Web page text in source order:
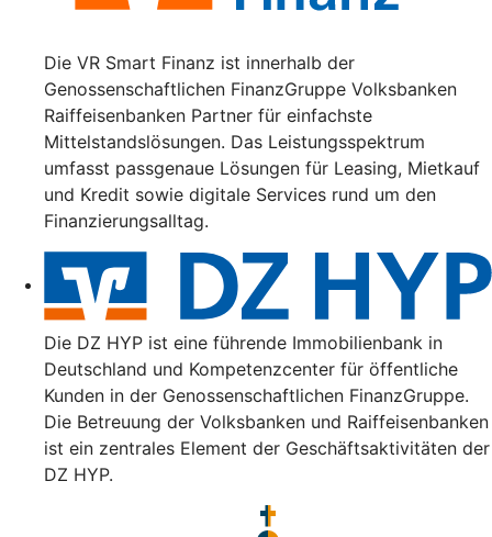
Die VR Smart Finanz ist innerhalb der
Genossenschaftlichen FinanzGruppe Volksbanken
Raiffeisenbanken Partner für einfachste
Mittelstandslösungen. Das Leistungsspektrum
umfasst passgenaue Lösungen für Leasing, Mietkauf
und Kredit sowie digitale Services rund um den
Finanzierungsalltag.
Die DZ HYP ist eine führende Immobilienbank in
Deutschland und Kompetenzcenter für öffentliche
Kunden in der Genossenschaftlichen FinanzGruppe.
Die Betreuung der Volksbanken und Raiffeisenbanken
ist ein zentrales Element der Geschäftsaktivitäten der
DZ HYP.